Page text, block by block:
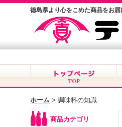
徳島県より心をこめた商品をお
ホーム > 調味料の知識
商品カテゴリ